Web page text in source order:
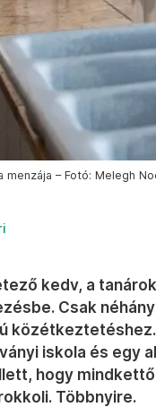
– Fotó: Melegh
kedv, a
Csak
iskola és egy
hogy
Többnyire.